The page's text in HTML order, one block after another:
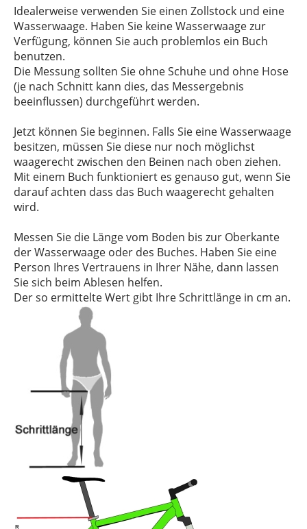
Idealerweise verwenden Sie einen Zollstock und eine
Wasserwaage. Haben Sie keine Wasserwaage zur
Verfügung, können Sie auch problemlos ein Buch
benutzen.
Die Messung sollten Sie ohne Schuhe und ohne Hose
(je nach Schnitt kann dies, das Messergebnis
beeinflussen) durchgeführt werden.
Jetzt können Sie beginnen. Falls Sie eine Wasserwaage
besitzen, müssen Sie diese nur noch möglichst
waagerecht zwischen den Beinen nach oben ziehen.
Mit einem Buch funktioniert es genauso gut, wenn Sie
darauf achten dass das Buch waagerecht gehalten
wird.
Messen Sie die Länge vom Boden bis zur Oberkante
der Wasserwaage oder des Buches. Haben Sie eine
Person Ihres Vertrauens in Ihrer Nähe, dann lassen
Sie sich beim Ablesen helfen.
Der so ermittelte Wert gibt Ihre Schrittlänge in cm an.